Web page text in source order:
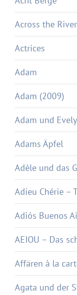
Across the River
Actrices
Adam
Adam (2009)
Adam und
Adams Äpfel
Adèle und das
Adieu Chérie –
Adiós Buenos
AEIOU – Das
Affären à la
Agata und der